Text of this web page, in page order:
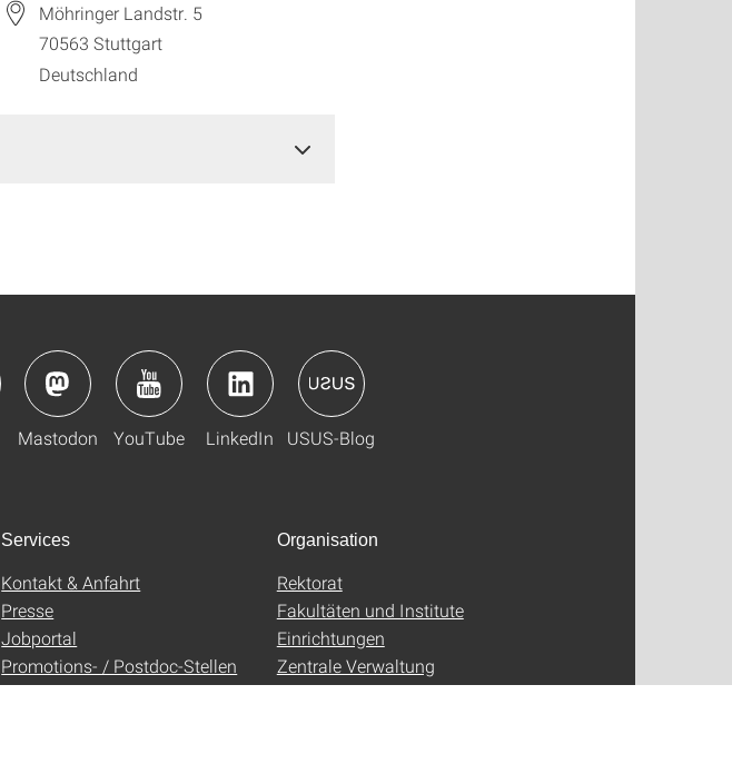
Möhringer Landstr. 5
70563 Stuttgart
Deutschland
Mastodon YouTube LinkedIn USUS-Blog
Services
Kontakt & Anfahrt
Presse
Jobportal
Promotions- / Postdoc-Stellen
Organisation
Rektorat
Fakultäten und Institute
Einrichtungen
Zentrale Verwaltung